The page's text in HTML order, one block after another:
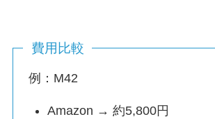
費用比較
例：M42
Amazon → 約5,800円